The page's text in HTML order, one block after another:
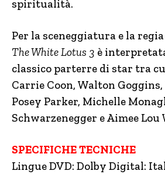
spiritualità.
Per la sceneggiatura e la
The White Lotus 3 è
classico parterre di star tra
Carrie Coon, Walton Goggins,
Posey Parker, Michelle
Schwarzenegger e Aimee Lou
SPECIFICHE TECNICHE
Lingue DVD: Dolby Digital: